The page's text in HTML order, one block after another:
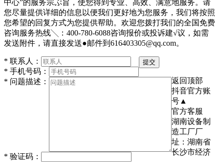
中心”的服务宗ぷ旨，使您得到专业、高效、满意地服务。请
您尽量提供详细的信息以便我们更好地为您服务，我们将按照
您希望的回复方式为您提供帮助。欢迎您拨打我们的全国免费
咨询服务热线╲：400-780-6088咨询报价或投诉建√议，如需
发送附件，请直接发送●邮件到616403305@qq.com。
* 联系人：
* 手机号码：
* 问题描述：
* 验证码：
提交
返回顶部
抖音官方账
号▲
官方客服
湖南设备制
造工厂厂
址：湖南省
长沙市经济